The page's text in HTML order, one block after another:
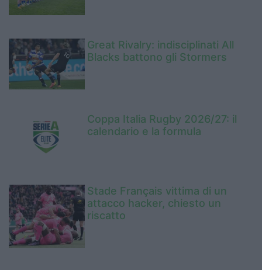
Great Rivalry: indisciplinati All
Blacks battono gli Stormers
Coppa Italia Rugby 2026/27: il
calendario e la formula
Stade Français vittima di un
attacco hacker, chiesto un
riscatto